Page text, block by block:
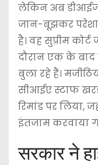
लेकिन अब
जान-बूझकर
है। वह सुप्रीम
दौरान एक के
बुला रहे हैं।
सीआईए स्टाफ
रिमांड पर लिया,
इंतजाम करवाया
सरकार ने